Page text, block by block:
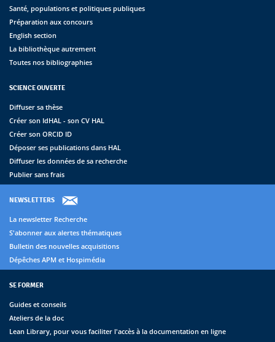
Santé, populations et politiques publiques
Préparation aux concours
English section
La bibliothèque autrement
Toutes nos bibliographies
SCIENCE OUVERTE
Diffuser sa thèse
Créer son IdHAL - son CV HAL
Créer son ORCID ID
Déposer ses publications dans HAL
Diffuser les données de sa recherche
Publier sans frais
NEWSLETTERS
La newsletter Recherche
S'abonner aux alertes thématiques
Bulletin des nouvelles acquisitions
Dépêches APM et Hospimédia
SE FORMER
Guides et conseils
Ateliers de la doc
Lean Library, pour vous faciliter l'accès à la documentation en ligne